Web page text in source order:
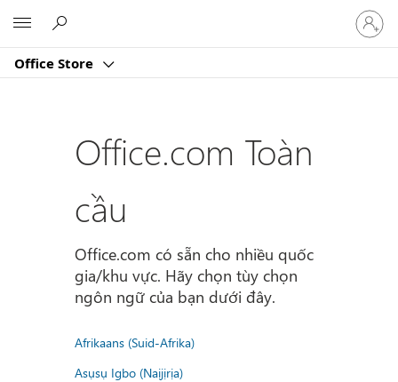
Office Store
Đăng
nhập
tài
của
Office.com Toàn
cầu
Office.com có sẵn cho nhiều quốc
gia/khu vực. Hãy chọn tùy chọn
ngôn ngữ của bạn dưới đây.
Afrikaans (Suid-Afrika)
Asụsụ Igbo (Naịjịrịa)